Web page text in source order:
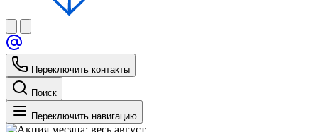
Переключить контакты
Поиск
Переключить навигацию